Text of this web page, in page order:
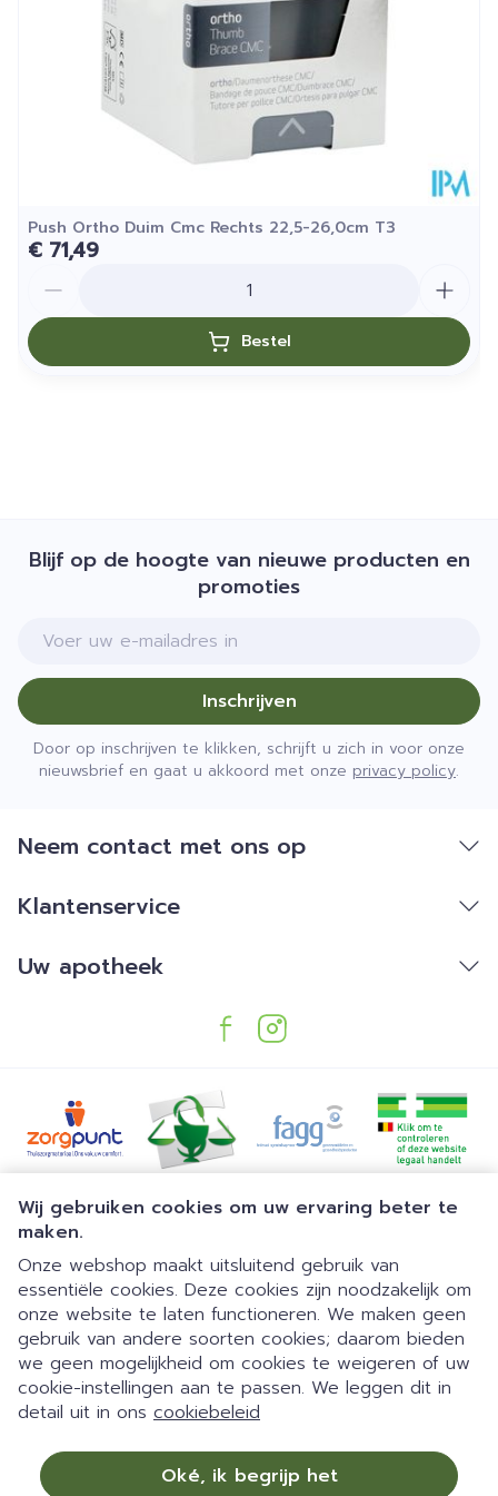
Wij gebruiken cookies om uw ervaring beter te
maken.
Onze webshop maakt uitsluitend gebruik van
essentiële cookies. Deze cookies zijn noodzakelijk om
onze website te laten functioneren. We maken geen
gebruik van andere soorten cookies; daarom bieden
we geen mogelijkheid om cookies te weigeren of uw
cookie-instellingen aan te passen. We leggen dit in
detail uit in ons cookiebeleid
Oké, ik begrijp het
Behoud
25°C)
Push Ortho Duim Cmc Rechts 22,5-26,0cm T3
€ 71,49
Bestel
1 van 1
Gemakkelijk parkeren | 24/7
automaat | Doorlopend open
09:00-18:00 van maandag tot
Blijf op de hoogte van nieuwe producten en
promoties
E-mail adres
Inschrijven
Door op inschrijven te klikken, schrijft u zich in voor onze
nieuwsbrief en gaat u akkoord met onze privacy policy.
Neem contact met ons op
Klantenservice
Uw apotheek
Juridische links